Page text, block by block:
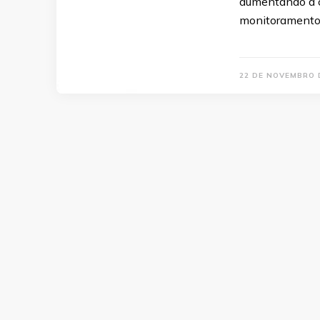
monitoramento
22 DE NOVEMBRO